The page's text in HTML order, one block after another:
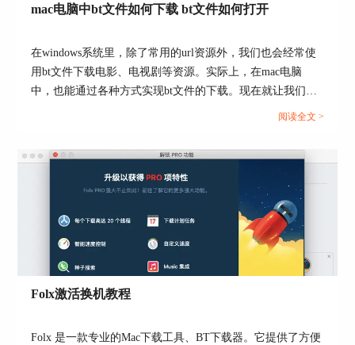
提高下载速度；通过添加网络种子，是除了种子创
源，有助简化种子创建者的播种进程。根据个人需
求，单击“+”制作相应路径。
图5：设置做种参数界面
在设置做种参数区域内我们可以指定种子的文件
名、保存位置等。其中块大小的设置，决定了种子
片段大小。块越少，单个片段越大，种子完整性越
小，种子更容易传输分流，出错率也会增加，多数
mac电脑中bt文件如何下载 bt文件如何打开
在windows系统里，除了常用的url资源外，我们也会经常使
用bt文件下载电影、电视剧等资源。实际上，在mac电脑
中，也能通过各种方式实现bt文件的下载。现在就让我们一
起来了解下mac电脑中bt文件如何下载，bt文件如何打开的相
阅读全文 >
Folx激活换机教程
Folx 是一款专业的Mac下载工具、BT下载器。它提供了方便